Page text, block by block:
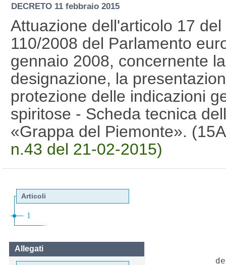
DECRETO 11 febbraio 2015
Attuazione dell'articolo 17
110/2008 del Parlamento
gennaio 2008, concernente
designazione, la
protezione delle indicazioni
spiritose - Scheda tecnica
«Grappa del Piemonte».
n.43 del 21-02-2015)